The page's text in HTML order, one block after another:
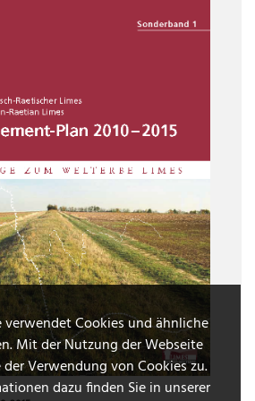
verwendet Cookies und ähnliche
Mit der Nutzung der Webseite
der Verwendung von Cookies zu.
dazu finden Sie in unserer